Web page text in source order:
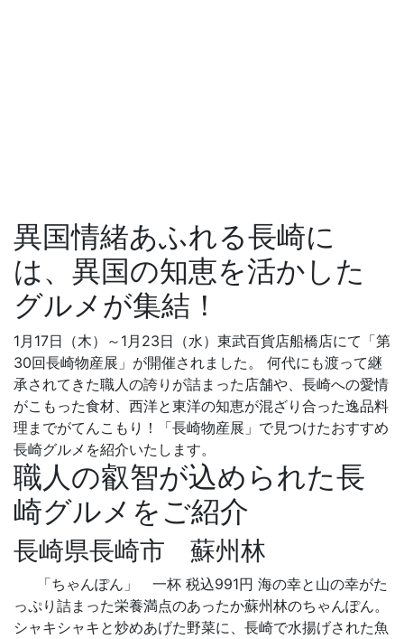
異国情緒あふれる長崎に
は、異国の知恵を活かした
グルメが集結！
1月17日（木）～1月23日（水）東武百貨店船橋店にて「第
30回長崎物産展」が開催されました。 何代にも渡って継
承されてきた職人の誇りが詰まった店舗や、長崎への愛情
がこもった食材、西洋と東洋の知恵が混ざり合った逸品料
理までがてんこもり！「長崎物産展」で見つけたおすすめ
長崎グルメを紹介いたします。
職人の叡智が込められた長
崎グルメをご紹介
長崎県長崎市 蘇州林
「ちゃんぽん」 一杯 税込991円 海の幸と山の幸がた
っぷり詰まった栄養満点のあったか蘇州林のちゃんぽん。
シャキシャキと炒めあげた野菜に、長崎で水揚げされた魚